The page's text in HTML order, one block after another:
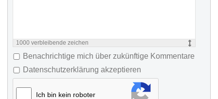
1000 verbleibende zeichen
Benachrichtige mich über zukünftige Kommentare
Datenschutzerklärung akzeptieren
Ich bin kein roboter